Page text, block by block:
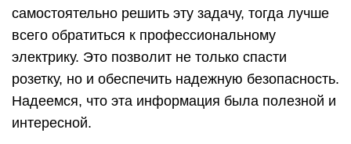
самостоятельно решить эту задачу, тогда лучше
всего обратиться к профессиональному
электрику. Это позволит не только спасти
розетку, но и обеспечить надежную безопасность.
Надеемся, что эта информация была полезной и
интересной.